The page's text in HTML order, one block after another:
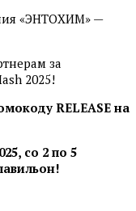
«ЭНТОХИМ» —
за
2025!
RELEASE на
cо 2 по 5